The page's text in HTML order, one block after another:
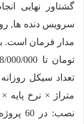
گشتاور نهایی
سرویس دنده ها,
مدار فرمان است.
تومان تا 000/000
تعداد سیکل
متراژ × نرخ
نصب: